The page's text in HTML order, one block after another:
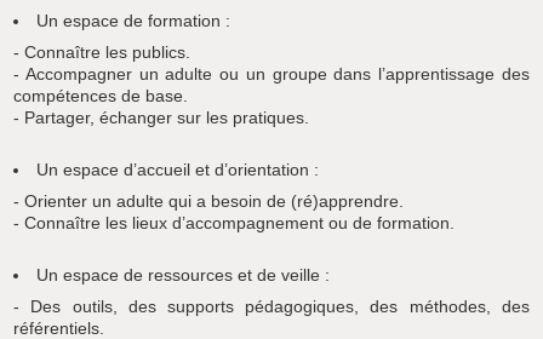
Un espace de formation :
- Connaître les publics.
- Accompagner un adulte ou un groupe dans l’apprentissage des
compétences de base.
- Partager, échanger sur les pratiques.
Un espace d’accueil et d’orientation :
- Orienter un adulte qui a besoin de (ré)apprendre.
- Connaître les lieux d’accompagnement ou de formation.
Un espace de ressources et de veille :
- Des outils, des supports pédagogiques, des méthodes, des
référentiels.